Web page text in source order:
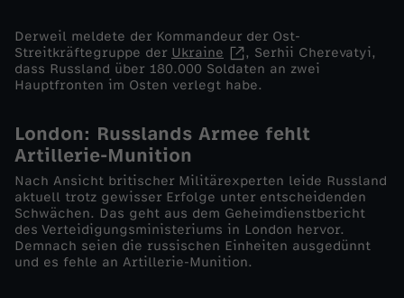
i
l
e
n
Derweil meldete der Kommandeur der Ost-
Streitkräftegruppe der Ukraine
, Serhii Cherevatyi,
dass Russland über 180.000 Soldaten an zwei
Hauptfronten im Osten verlegt habe.
London: Russlands Armee fehlt
Artillerie-Munition
Nach Ansicht britischer Militärexperten leide Russland
aktuell trotz gewisser Erfolge unter entscheidenden
Schwächen. Das geht aus dem Geheimdienstbericht
des Verteidigungsministeriums in London hervor.
Demnach seien die russischen Einheiten ausgedünnt
und es fehle an Artillerie-Munition.